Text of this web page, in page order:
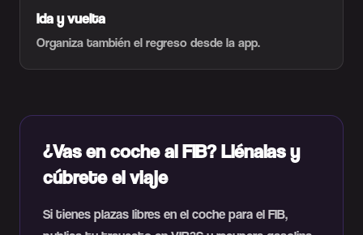
Ida y vuelta
Organiza también el regreso desde la app.
¿Vas en coche al FIB? Llénalas y
cúbrete el viaje
Si tienes plazas libres en el coche para el FIB,